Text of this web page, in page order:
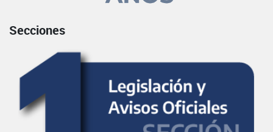
Secciones